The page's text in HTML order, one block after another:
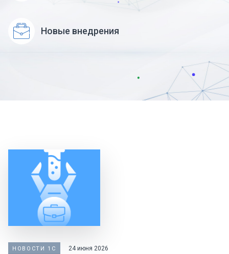
Новые внедрения
НОВОСТИ 1С 24 июня 2026